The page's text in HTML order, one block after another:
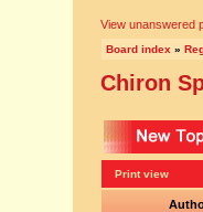
View unanswered
Board index »
Chiron
Print view